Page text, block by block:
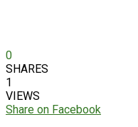
0
SHARES
1
VIEWS
Share on Facebook